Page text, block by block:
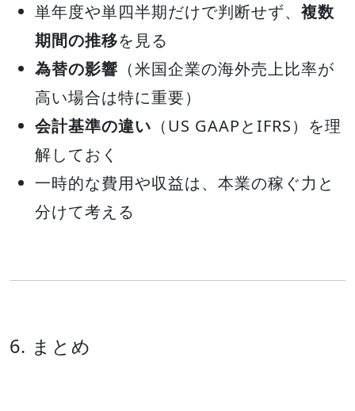
単年度や単四半期だけで判断せず、 複数
期間の推移を見る
為替の影響 （米国企業の海外売上比率が
高い場合は特に重要）
会計基準の違い （US GAAPとIFRS）を理
解しておく
一時的な費用や収益は、本業の稼ぐ力と
分けて考える
6. まとめ